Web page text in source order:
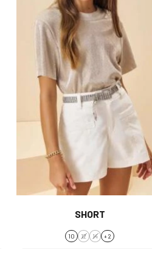
SHORT
10 12 14 + 2